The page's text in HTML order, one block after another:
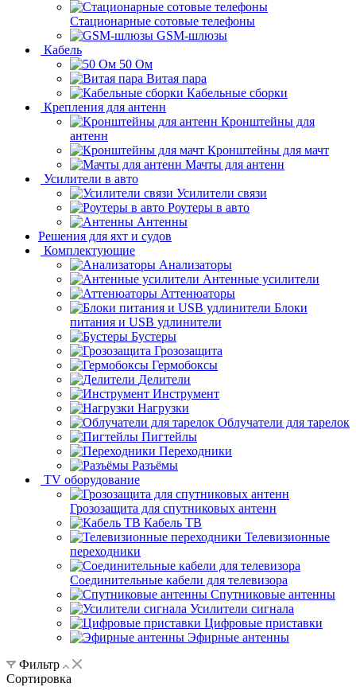
Стационарные сотовые телефоны
GSM-шлюзы
Кабель
50 Ом
Витая пара
Кабельные сборки
Крепления для антенн
Кронштейны для
антенн
Кронштейны для мачт
Мачты для антенн
Усилители в авто
Усилители связи
Роутеры в авто
Антенны
Решения для яхт и судов
Комплектующие
Анализаторы
Антенные усилители
Аттенюаторы
Блоки
питания и USB удлинители
Бустеры
Грозозащита
Гермобоксы
Делители
Инструмент
Нагрузки
Облучатели для тарелок
Пигтейлы
Переходники
Разъёмы
TV оборудование
Грозозащита для спутниковых антенн
Кабель ТВ
Телевизионные
переходники
Соединительные кабели для телевизора
Спутниковые антенны
Усилители сигнала
Цифровые приставки
Эфирные антенны
Фильтр
Сортировка